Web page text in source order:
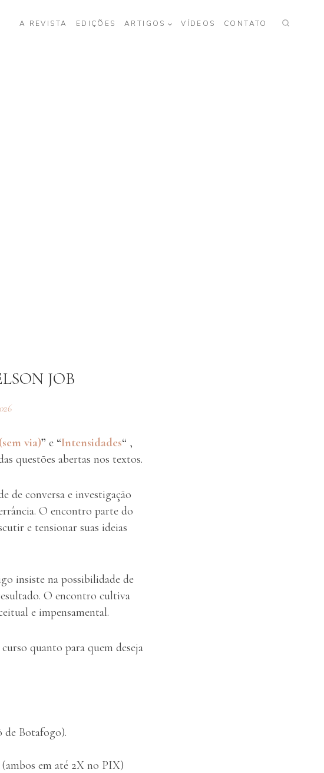
A REVISTA EDIÇÕES ARTIGOS VÍDEOS CONTATO
JOB
via)” e “Intensidades“ ,
questões abertas nos textos.
de conversa e investigação
O encontro parte do
e tensionar suas ideias
insiste na possibilidade de
O encontro cultiva
e impensamental.
quanto para quem deseja
Botafogo).
em até 2X no PIX)